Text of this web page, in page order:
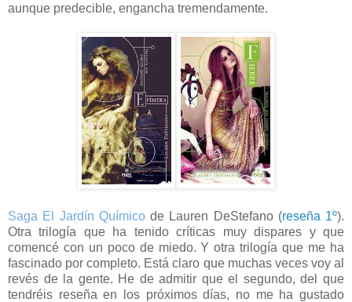
aunque predecible, engancha tremendamente.
Saga El Jardín Químicode Lauren DeStefano (reseña 1º).
Otra trilogía que ha tenido críticas muy dispares y que
comencé con un poco de miedo. Y otra trilogía que me ha
fascinado por completo. Está claro que muchas veces voy al
revés de la gente. He de admitir que el segundo, del que
tendréis reseña en los próximos días, no me ha gustado